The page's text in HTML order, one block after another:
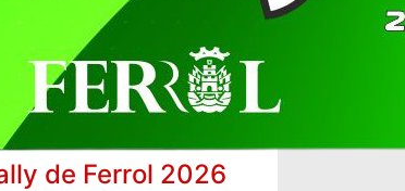
de Ferrol 2026